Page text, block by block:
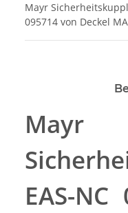
Mayr
095714 von Deckel
Mayr
EAS-NC